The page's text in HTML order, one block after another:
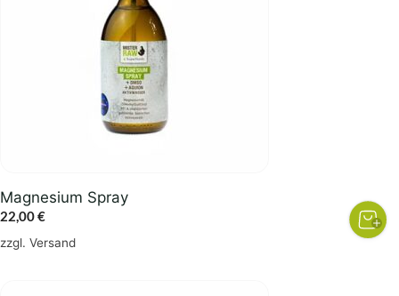
Magnesium Spray
22,00€
zzgl. Versand